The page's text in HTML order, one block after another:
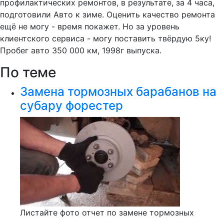
профилактических ремонтов, в результате, за 4 часа,
подготовили Авто к зиме. Оценить качество ремонта
ещё не могу - время покажет. Но за уровень
клиентского сервиса - могу поставить твёрдую 5ку!
Пробег авто 350 000 км, 1998г выпуска.
По теме
Замена тормозных барабанов на
субару форестер
Листайте фото отчет по замене тормозных